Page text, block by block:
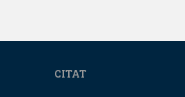
CITAT